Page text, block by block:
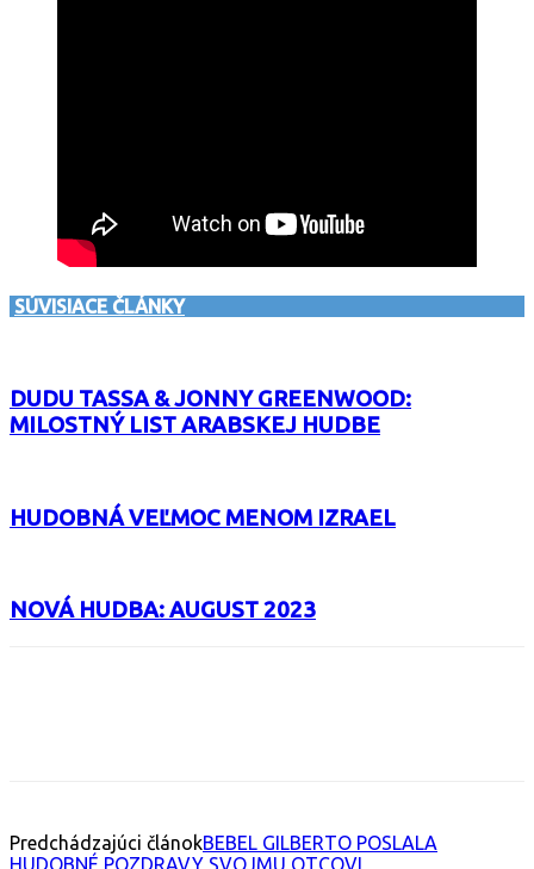
SÚVISIACE ČLÁNKY
DUDU TASSA & JONNY GREENWOOD:
MILOSTNÝ LIST ARABSKEJ HUDBE
HUDOBNÁ VEĽMOC MENOM IZRAEL
NOVÁ HUDBA: AUGUST 2023
Predchádzajúci článokBEBEL GILBERTO POSLALA
HUDOBNÉ POZDRAVY SVOJMU OTCOVI